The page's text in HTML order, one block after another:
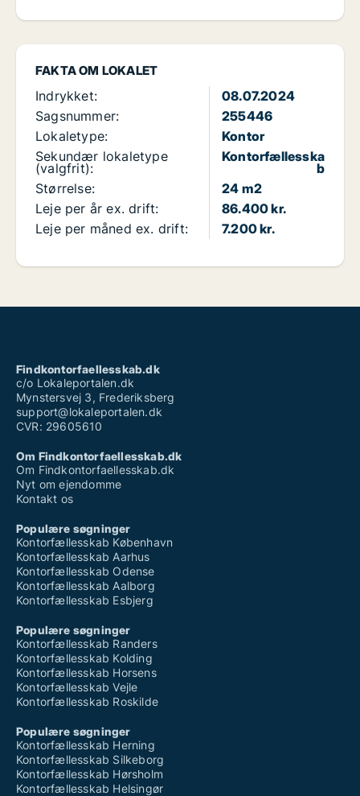
FAKTA OM LOKALET
Indrykket:
08.07.2024
Sagsnummer:
255446
Lokaletype:
Kontor
Sekundær lokaletype
(valgfrit):
Kontorfællesska
b
Størrelse:
24 m2
Leje per år ex. drift:
86.400 kr.
Leje per måned ex. drift:
7.200 kr.
Findkontorfaellesskab.dk
c/o Lokaleportalen.dk
Mynstersvej 3, Frederiksberg
support@lokaleportalen.dk
CVR: 29605610
Om Findkontorfaellesskab.dk
Om Findkontorfaellesskab.dk
Nyt om ejendomme
Kontakt os
Populære søgninger
Kontorfællesskab København
Kontorfællesskab Aarhus
Kontorfællesskab Odense
Kontorfællesskab Aalborg
Kontorfællesskab Esbjerg
Populære søgninger
Kontorfællesskab Randers
Kontorfællesskab Kolding
Kontorfællesskab Horsens
Kontorfællesskab Vejle
Kontorfællesskab Roskilde
Populære søgninger
Kontorfællesskab Herning
Kontorfællesskab Silkeborg
Kontorfællesskab Hørsholm
Kontorfællesskab Helsingør